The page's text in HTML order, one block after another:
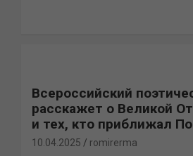
Всероссийский
расскажет о Великой
и тех, кто приближал
10.04.2025 romirerma